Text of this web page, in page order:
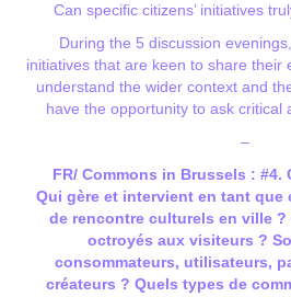
Can specific citizens’ initiatives
During the 5 discussion
initiatives that are keen to share their
understand the wider context and
have the opportunity to ask critical
–
FR/ Commons in Brussels : #4.
Qui gère et intervient en tant que
de rencontre culturels en ville
octroyés aux visiteurs ?
consommateurs, utilisateurs,
créateurs ? Quels types de